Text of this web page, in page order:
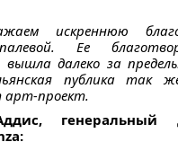
искреннюю
Ее
вышла далеко за
публика так
арт-проект.
генеральный
: